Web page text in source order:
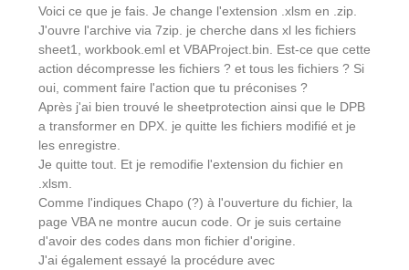
Voici ce que je fais. Je change l'extension .xlsm en .zip.
J'ouvre l'archive via 7zip. je cherche dans xl les fichiers
sheet1, workbook.eml et VBAProject.bin. Est-ce que cette
action décompresse les fichiers ? et tous les fichiers ? Si
oui, comment faire l'action que tu préconises ?
Après j'ai bien trouvé le sheetprotection ainsi que le DPB
a transformer en DPX. je quitte les fichiers modifié et je
les enregistre.
Je quitte tout. Et je remodifie l'extension du fichier en
.xlsm.
Comme l'indiques Chapo (?) à l'ouverture du fichier, la
page VBA ne montre aucun code. Or je suis certaine
d'avoir des codes dans mon fichier d'origine.
J'ai également essayé la procédure avec